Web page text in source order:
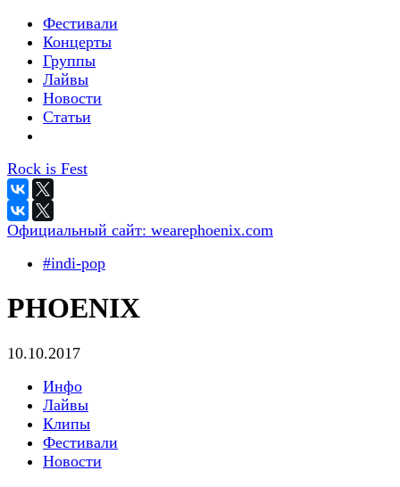
Фестивали
Концерты
Группы
Лайвы
Новости
Статьи
Rock is Fest
Официальный сайт: wearephoenix.com
#indi-pop
PHOENIX
10.10.2017
Инфо
Лайвы
Клипы
Фестивали
Новости